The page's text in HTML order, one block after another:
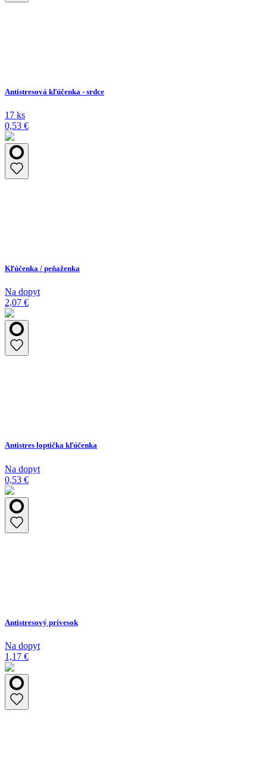
Antistresová kľúčenka - srdce
17 ks
0,53 €
Kľúčenka / peňaženka
Na dopyt
2,07 €
Antistres loptička kľúčenka
Na dopyt
0,53 €
Antistresový prívesok
Na dopyt
1,17 €